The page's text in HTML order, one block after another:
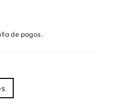
de pagos.